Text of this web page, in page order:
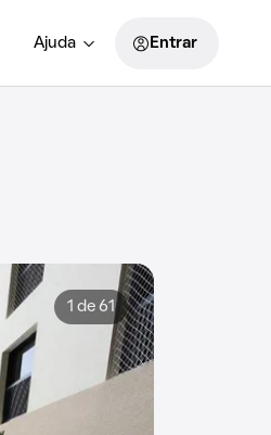
Ajuda Entrar
1 de 61